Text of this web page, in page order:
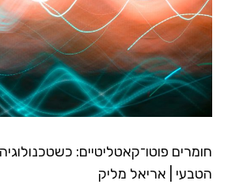
חומרים פוטו־קאטליטיים:
הטבעי | אריאל מליק